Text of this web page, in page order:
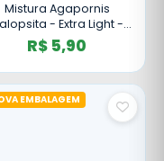
Mistura Agapornis
- Extra Light -
Sem Girassol - 500g
R$ 5,90
EMBALAGEM